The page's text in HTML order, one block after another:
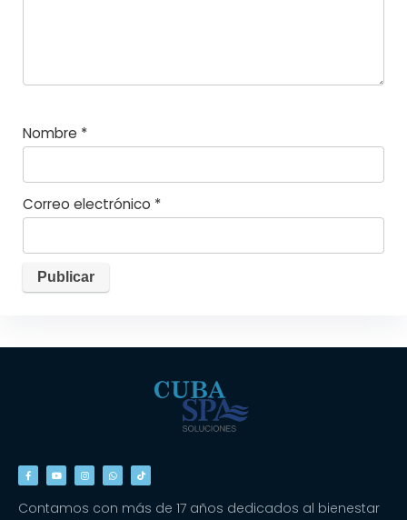
Nombre *
Correo electrónico *
Contamos con más de 17 años dedicados al bienestar